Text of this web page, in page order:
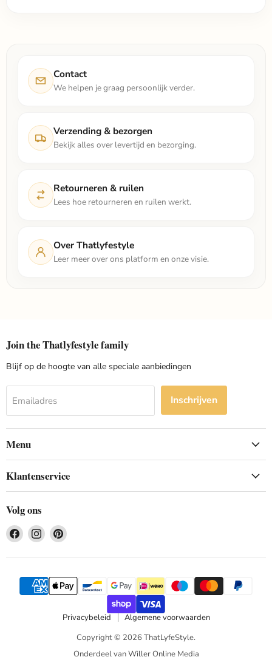
Contact
We helpen je graag persoonlijk verder.
Verzending & bezorgen
Bekijk alles over levertijd en bezorging.
Retourneren & ruilen
Lees hoe retourneren en ruilen werkt.
Over Thatlyfestyle
Leer meer over ons platform en onze visie.
Join the Thatlyfestyle family
Blijf op de hoogte van alle speciale aanbiedingen
Emailadres Inschrijven
Menu
Klantenservice
Volg ons
Vind
ons
op
Vind
ons
op
Vind
op
Privacybeleid
Algemene voorwaarden
Copyright © 2026 ThatLyfeStyle.
Onderdeel van Willer Online Media